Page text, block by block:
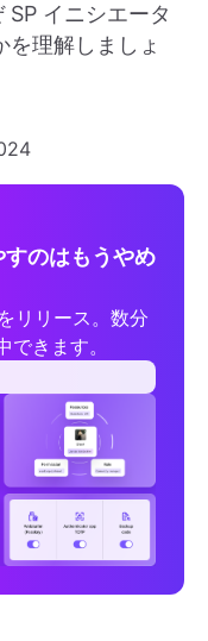
SP イニシエータ
を理解しましょ
のはもうやめ
リリース。数分
きます。